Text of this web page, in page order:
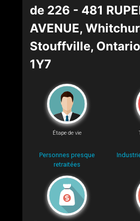
de 226 - 481
AVENUE,
Stouffville,
1Y7
Étape de vie
Personnes presque
retraitées